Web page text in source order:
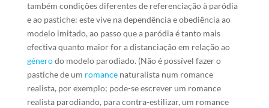
também condições diferentes de referenciação à paródia
e ao pastiche: este vive na dependência e obediência ao
modelo imitado, ao passo que a paródia é tanto mais
efectiva quanto maior for a distanciação em relação ao
génerodo modelo parodiado. (Não é possível fazer o
pastiche de um romancenaturalista num romance
realista, por exemplo; pode-se escrever um romance
realista parodiando, para contra-estilizar, um romance